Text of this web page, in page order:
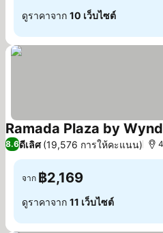
ดูราคาจาก 10 เว็บไซต์
Ramada Plaza by
8.6ดีเลิศ (19,576 การให้คะแนน)
จาก ฿2,169
ดูราคาจาก 11 เว็บไซต์